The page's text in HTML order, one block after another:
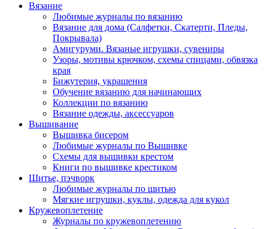
Вязание
Любимые журналы по вязанию
Вязание для дома (Салфетки, Скатерти, Пледы,
Покрывала)
Амигуруми. Вязаные игрушки, сувениры
Узоры, мотивы крючком, схемы спицами, обвязка
края
Бижутерия, украшения
Обучение вязанию для начинающих
Коллекции по вязанию
Вязание одежды, аксессуаров
Вышивание
Вышивка бисером
Любимые журналы по Вышивке
Схемы для вышивки крестом
Книги по вышивке крестиком
Шитье, пэчворк
Любимые журналы по шитью
Мягкие игрушки, куклы, одежда для кукол
Кружевоплетение
Журналы по кружевоплетению